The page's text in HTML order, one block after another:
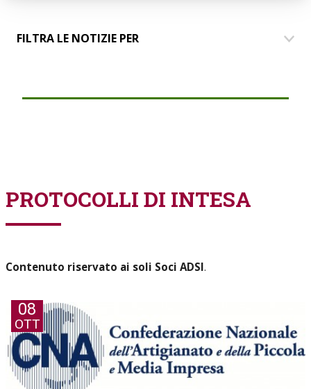
FILTRA LE NOTIZIE PER
PROTOCOLLI DI INTESA
Contenuto riservato ai soli Soci ADSI.
08
OTT